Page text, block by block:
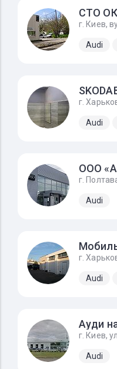
СТО ОК
г. Киев,
Audi
Audi
ООО
г.
Audi
г.
Audi
Ауди
г. Киев,
Audi